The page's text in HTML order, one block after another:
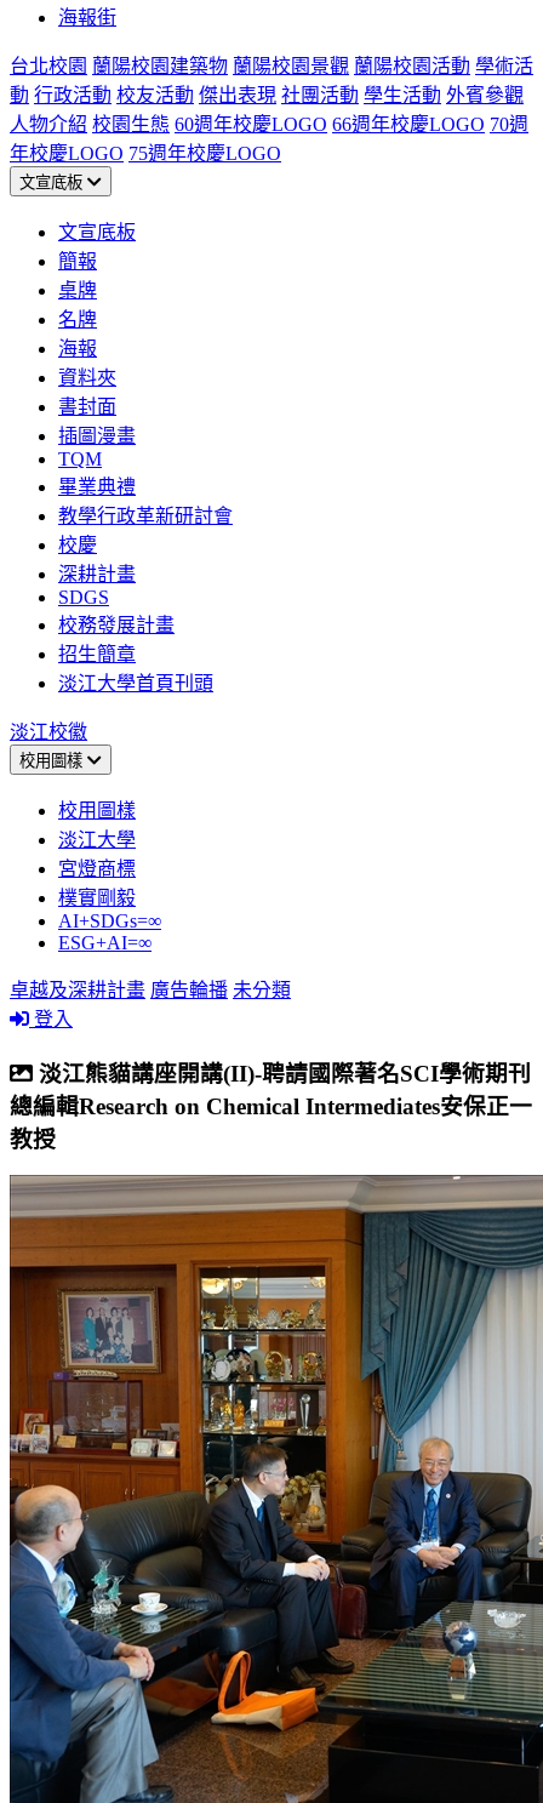
海報街
台北校園 蘭陽校園建築物 蘭陽校園景觀 蘭陽校園活動 學術活
動 行政活動 校友活動 傑出表現 社團活動 學生活動 外賓參觀
人物介紹 校園生態 60週年校慶LOGO 66週年校慶LOGO 70週
年校慶LOGO 75週年校慶LOGO
文宣底板
文宣底板
簡報
桌牌
名牌
海報
資料夾
書封面
插圖漫畫
TQM
畢業典禮
教學行政革新研討會
校慶
深耕計畫
SDGS
校務發展計畫
招生簡章
淡江大學首頁刊頭
淡江校徽
校用圖樣
校用圖樣
淡江大學
宮燈商標
樸實剛毅
AI+SDGs=∞
ESG+AI=∞
卓越及深耕計畫 廣告輪播 未分類
登入
淡江熊貓講座開講(II)-聘請國際著名SCI學術期刊
總編輯Research on Chemical Intermediates安保正一
教授